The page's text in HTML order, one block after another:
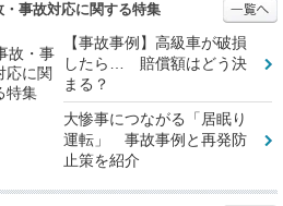
・事故対応に関する特集
【事故事例】高級車が破損
したら… 賠償額はどう決
まる？
大惨事につながる「居眠り
運転」 事故事例と再発防
止策を紹介